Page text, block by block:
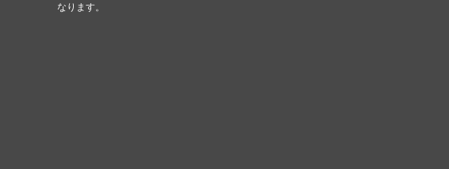
なります。